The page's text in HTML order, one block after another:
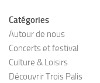
Catégories
Autour de nous
Concerts et festival
Culture & Loisirs
Découvrir Trois Palis